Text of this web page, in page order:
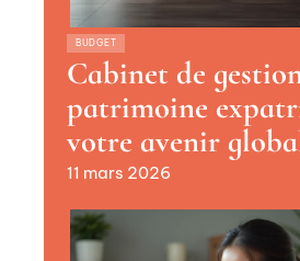
BUDGET
Cabinet de
patrimoine
votre avenir
11 mars 2026